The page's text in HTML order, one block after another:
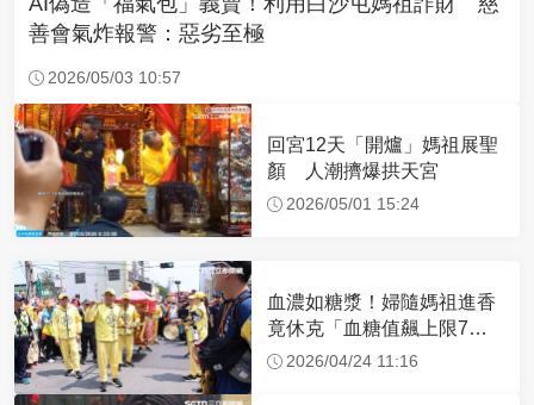
善會氣炸報警：惡劣至極
2026/05/03 10:57
回宮12天「開爐」媽祖展聖
顏 人潮擠爆拱天宮
2026/05/01 15:24
血濃如糖漿！婦隨媽祖進香
竟休克「血糖值飆上限7
倍」 醫曝原因
2026/04/24 11:16